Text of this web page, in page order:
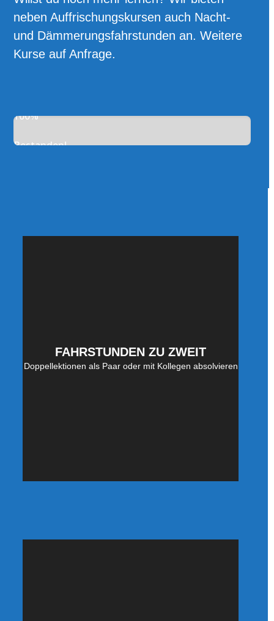
neben Auffrischungskursen auch Nacht-
und Dämmerungsfahrstunden an. Weitere
Kurse auf Anfrage.
100%
Bestanden!
FAHRSTUNDEN ZU ZWEIT
Doppellektionen als Paar oder mit Kollegen absolvieren